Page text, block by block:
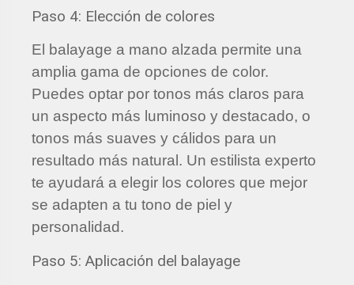
Paso 4: Elección de colores
El balayage a mano alzada permite una
amplia gama de opciones de color.
Puedes optar por tonos más claros para
un aspecto más luminoso y destacado, o
tonos más suaves y cálidos para un
resultado más natural. Un estilista experto
te ayudará a elegir los colores que mejor
se adapten a tu tono de piel y
personalidad.
Paso 5: Aplicación del balayage